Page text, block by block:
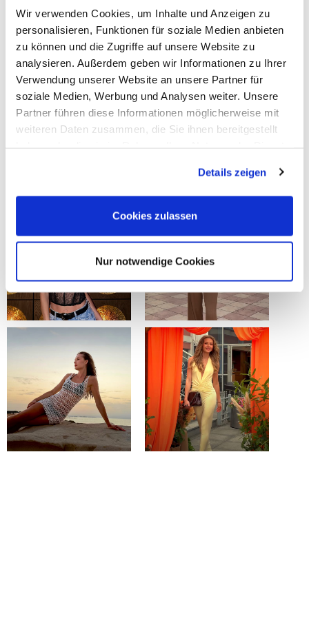
Wir verwenden Cookies, um Inhalte und Anzeigen zu
personalisieren, Funktionen für soziale Medien anbieten
zu können und die Zugriffe auf unsere Website zu
analysieren. Außerdem geben wir Informationen zu Ihrer
Verwendung unserer Website an unsere Partner für
soziale Medien, Werbung und Analysen weiter. Unsere
Partner führen diese Informationen möglicherweise mit
weiteren Daten zusammen, die Sie ihnen bereitgestellt
Details zeigen
Cookies zulassen
Nur notwendige Cookies